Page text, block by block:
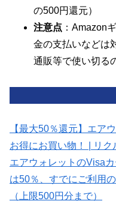
の500円還元）
注意点 ：Amazon
金の支払いなどは
通販等で使い切る
【最大50％還元】エア
お得にお買い物！ | リ
エアウォレットのVisa
は50％、すでにご利用
（上限500円分まで）